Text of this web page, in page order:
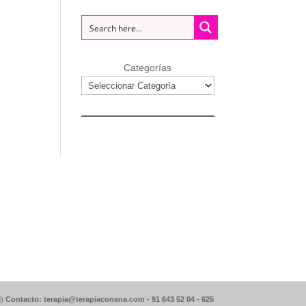
Categorías
Contacto: terapia@terapiaconana.com - 91 643 52 04 - 625